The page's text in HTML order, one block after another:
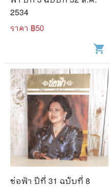
2534
ราคา ฿50
shopping_cart
ช่อฟ้า ปีที่ 31 ฉบับที่ 8